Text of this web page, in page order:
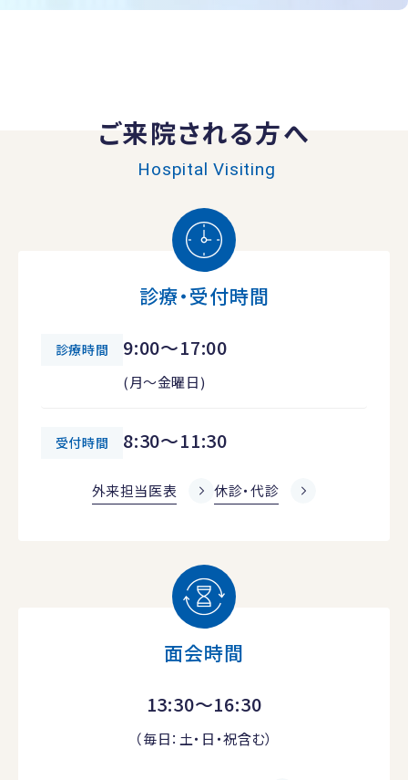
ご来院される方へ
Hospital Visiting
診療・受付時間
診療時間 9:00～17:00
(月～金曜日)
受付時間 8:30～11:30
外来担当医表 休診・代診
面会時間
13:30～16:30
（毎日：土・日・祝含む）